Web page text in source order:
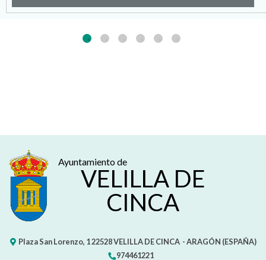
Ayuntamiento de
VELILLA DE
CINCA
Plaza San Lorenzo, 122528VELILLA DE CINCA - ARAGÓN (ESPAÑA)
974461221